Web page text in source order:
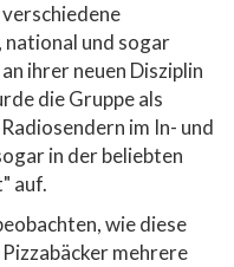
und sogar
ihrer neuen Disziplin
die Gruppe als
im In- und
in der beliebten
auf.
wie diese
mehrere